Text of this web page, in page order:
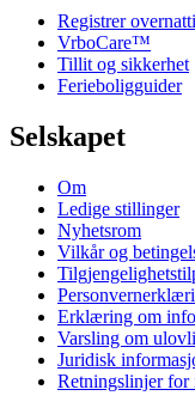
Registrer
VrboCare™
Tillit og sikkerhet
Ferieboligguider
Selskapet
Om
Ledige stillinger
Nyhetsrom
Vilkår og
Erklæring om
Varsling om
Juridisk
Retningslinjer for